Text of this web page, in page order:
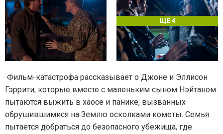
ЩЕ 4
Фильм-катастрофа рассказывает о Джоне и Эллисон
Гэррити, которые вместе с маленьким сыном Нэйтаном
пытаются выжить в хаосе и панике, вызванных
обрушившимися на Землю осколками кометы. Семья
пытается добраться до безопасного убежища, где